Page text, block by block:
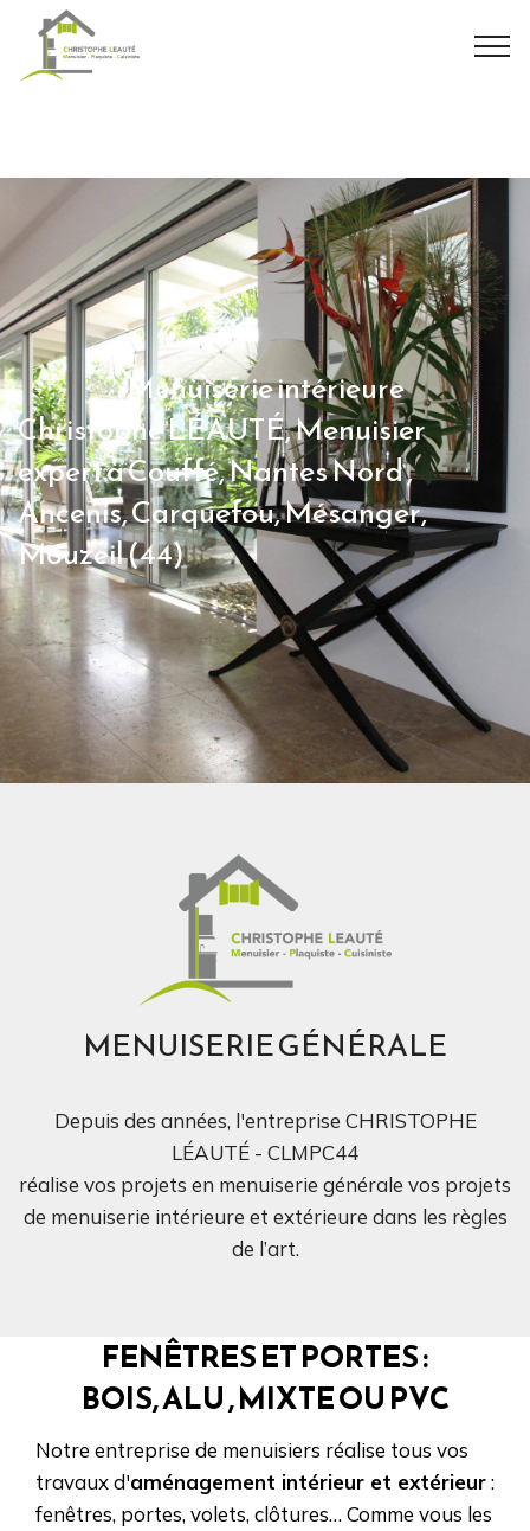
Menuiserie intérieure
Christophe LÉAUTÉ, Menuisier
expert à Couffé, Nantes Nord ,
Ancenis, Carquefou, Mésanger,
Mouzeil (44)
MENUISERIE GÉNÉRALE
Depuis des années, l'entreprise CHRISTOPHE
LÉAUTÉ - CLMPC44
réalise vos projets en menuiserie générale vos projets
de menuiserie intérieure et extérieure dans les règles
de l’art.
FENÊTRES ET PORTES :
BOIS, ALU , MIXTE OU PVC
Notre entreprise de menuisiers réalise tous vos
travaux d'aménagement intérieur et extérieur:
fenêtres, portes, volets, clôtures… Comme vous les